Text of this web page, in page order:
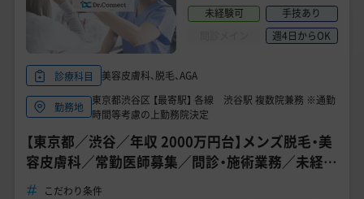
未経験可
手技あり
週4日からOK
診療科目 美容皮膚科、脱毛、AGA
勤務地
東京都渋谷区 【最寄駅】 各線 渋谷駅 複数院兼務 ※通勤
時間等考慮の上勤務院決定
【東京都／渋谷／年収 2000万円台】メンズ脱毛・美
容皮膚科／常勤医師募集／問診・施術業務／未経験
可・転科可《ゴリラクリニック 道玄坂院》
こだわり条件